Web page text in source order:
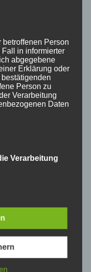
wunderbar
genieße diese
ihre Schönheit
zu den Tieren
mehr – mehr
oben auf
friedliches und
Person
in informierter
abgegebene
Erklärung oder
Person zu
Verarbeitung
Daten
Verarbeitung
Bestimmungen
ist die:
so